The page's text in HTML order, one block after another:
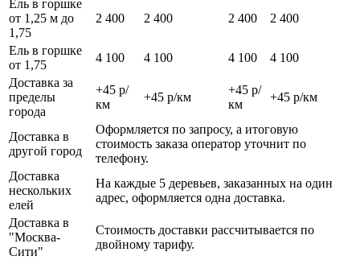
Ель в горшке
от 1,25 м до
1,75
2 400 2 400 2 400 2 400
Ель в горшке
от 1,75
4 100 4 100 4 100
4 100
Доставка за
пределы
города
+45 р/
км
+45 р/км
+45 р/
км
+45 р/км
Доставка в
другой город
Оформляется по запросу, а итоговую
стоимость заказа оператор уточнит по
телефону.
Доставка
нескольких
елей
На каждые 5 деревьев, заказанных на один
адрес, оформляется одна доставка.
Доставка в
"Москва-
Сити"
Стоимость доставки рассчитывается по
двойному тарифу.